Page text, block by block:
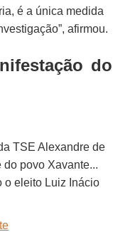
é a única medida
afirmou.
do
TSE Alexandre de
do povo Xavante...
o eleito Luiz Inácio